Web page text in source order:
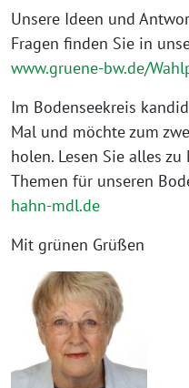
Unsere Ideen und
Fragen fin­den Sie in
www.gruene-bw.de/
Im Bodenseekreis
Mal und möch­te zum
holen. Lesen Sie alles
Themen für unse­ren
hahn-mdl.de
Mit grü­nen Grüßen